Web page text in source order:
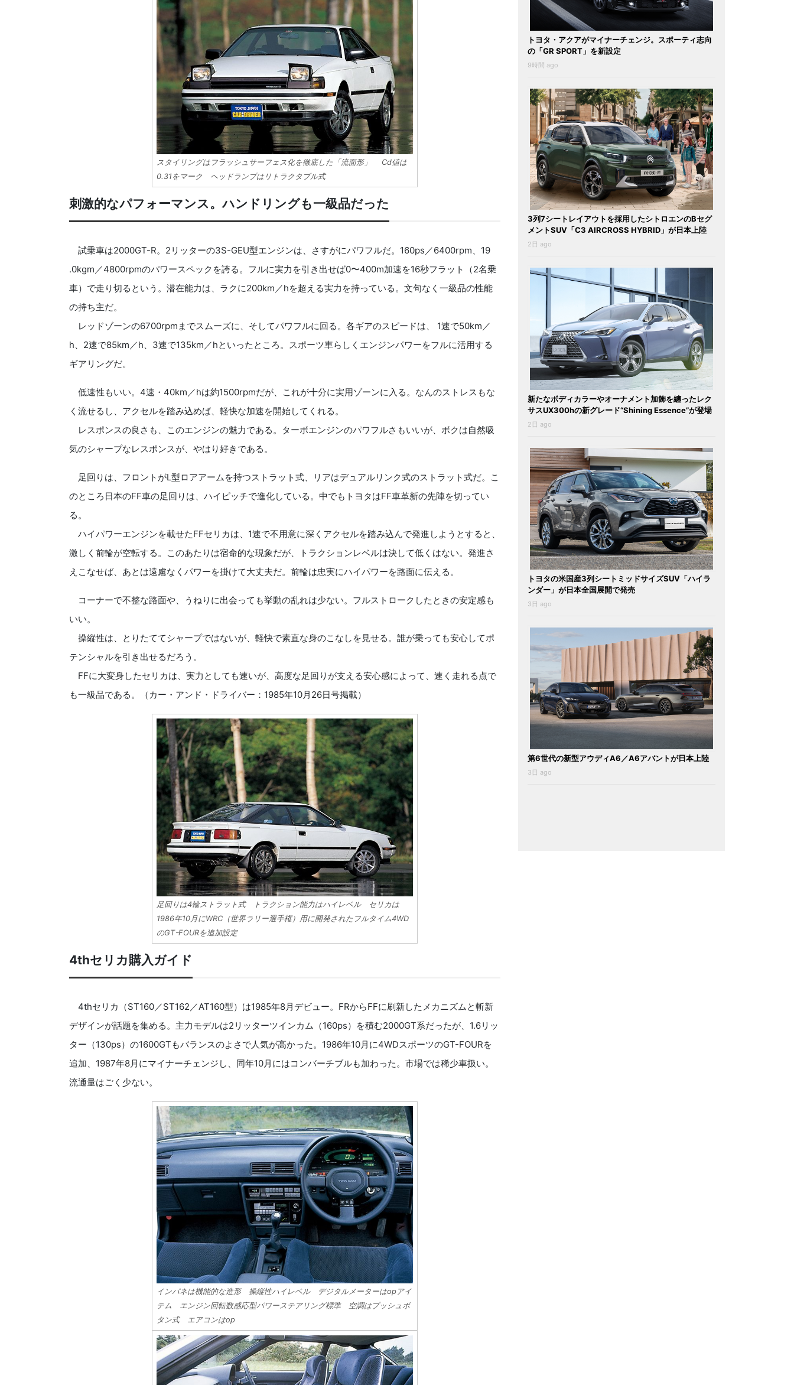
スタイリングはフラッシュサーフェス化を徹底した「流面形」 Cd値は
0.31をマーク ヘッドランプはリトラクタブル式
刺激的なパフォーマンス。ハンドリングも一級品だった
試乗車は2000GT-R。2リッターの3S-GEU型エンジンは、さすがにパワフルだ。160ps／6400rpm、19
.0kgm／4800rpmのパワースペックを誇る。フルに実力を引き出せば0〜400m加速を16秒フラット（2名乗
車）で走り切るという。潜在能力は、ラクに200km／hを超える実力を持っている。文句なく一級品の性能
の持ち主だ。
レッドゾーンの6700rpmまでスムーズに、そしてパワフルに回る。各ギアのスピードは、 1速で50km／
h、2速で85km／h、3速で135km／hといったところ。スポーツ車らしくエンジンパワーをフルに活用する
ギアリングだ。
低速性もいい。4速・40km／hは約1500rpmだが、これが十分に実用ゾーンに入る。なんのストレスもな
く流せるし、アクセルを踏み込めば、軽快な加速を開始してくれる。
レスポンスの良さも、このエンジンの魅力である。ターボエンジンのパワフルさもいいが、ボクは自然吸
気のシャープなレスポンスが、やはり好きである。
足回りは、フロントがL型ロアアームを持つストラット式、リアはデュアルリンク式のストラット式だ。こ
のところ日本のFF車の足回りは、ハイピッチで進化している。中でもトヨタはFF車革新の先陣を切ってい
る。
ハイパワーエンジンを載せたFFセリカは、1速で不用意に深くアクセルを踏み込んで発進しようとすると、
激しく前輪が空転する。このあたりは宿命的な現象だが、トラクションレベルは決して低くはない。発進さ
えこなせば、あとは遠慮なくパワーを掛けて大丈夫だ。前輪は忠実にハイパワーを路面に伝える。
コーナーで不整な路面や、うねりに出会っても挙動の乱れは少ない。フルストロークしたときの安定感も
いい。
操縦性は、とりたててシャープではないが、軽快で素直な身のこなしを見せる。誰が乗っても安心してポ
テンシャルを引き出せるだろう。
FFに大変身したセリカは、実力としても速いが、高度な足回りが支える安心感によって、速く走れる点で
も一級品である。（カー・アンド・ドライバー：1985年10月26日号掲載）
足回りは4輪ストラット式 トラクション能力はハイレベル セリカは
1986年10月にWRC（世界ラリー選手権）用に開発されたフルタイム4WD
のGTｰFOURを追加設定
4thセリカ購入ガイド
4thセリカ（ST160／ST162／AT160型）は1985年8月デビュー。FRからFFに刷新したメカニズムと斬新
デザインが話題を集める。主力モデルは2リッターツインカム（160ps）を積む2000GT系だったが、1.6リッ
ター（130ps）の1600GTもバランスのよさで人気が高かった。1986年10月に4WDスポーツのGT-FOURを
追加、1987年8月にマイナーチェンジし、同年10月にはコンバーチブルも加わった。市場では稀少車扱い。
流通量はごく少ない。
インパネは機能的な造形 操縦性ハイレベル デジタルメーターはopアイ
テム エンジン回転数感応型パワーステアリング標準 空調はプッシュボ
タン式 エアコンはop
トヨタ・アクアがマイナーチェンジ。スポーティ志向
の「GR SPORT」を新設定
9時間 ago
3列7シートレイアウトを採用したシトロエンのBセグ
メントSUV「C3 AIRCROSS HYBRID」が日本上陸
2日 ago
新たなボディカラーやオーナメント加飾を纏ったレク
サスUX300hの新グレード“Shining Essence”が登場
2日 ago
トヨタの米国産3列シートミッドサイズSUV「ハイラ
ンダー」が日本全国展開で発売
3日 ago
第6世代の新型アウディA6／A6アバントが日本上陸
3日 ago